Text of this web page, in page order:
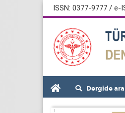
ISSN: 0377-9777 / e-
Dergide ara